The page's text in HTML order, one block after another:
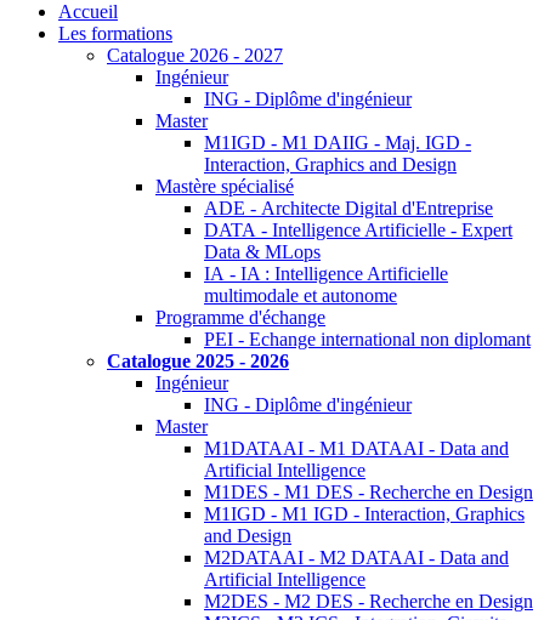
Accueil
Les formations
Catalogue 2026 - 2027
Ingénieur
ING - Diplôme d'ingénieur
Master
M1IGD - M1 DAIIG - Maj. IGD -
Interaction, Graphics and Design
Mastère spécialisé
ADE - Architecte Digital d'Entreprise
DATA - Intelligence Artificielle - Expert
Data & MLops
IA - IA : Intelligence Artificielle
multimodale et autonome
Programme d'échange
PEI - Echange international non diplomant
Catalogue 2025 - 2026
Ingénieur
ING - Diplôme d'ingénieur
Master
M1DATAAI - M1 DATAAI - Data and
Artificial Intelligence
M1DES - M1 DES - Recherche en Design
M1IGD - M1 IGD - Interaction, Graphics
and Design
M2DATAAI - M2 DATAAI - Data and
Artificial Intelligence
M2DES - M2 DES - Recherche en Design